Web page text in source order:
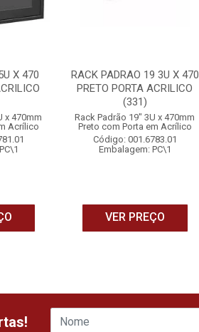
X 470
x 470mm
Acrílico
RACK PADRAO 19 3U X 470
PRETO PORTA ACRILICO
(331)
Rack Padrão 19" 3U x 470mm
Preto com Porta em Acrílico
Código: 001.6783.01
Embalagem: PC\1
VER PREÇO